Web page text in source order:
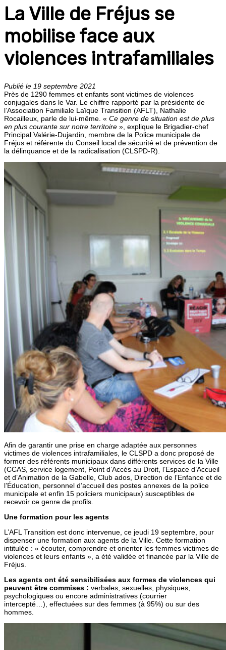
La Ville de Fréjus se
mobilise face aux
violences intrafamiliales
Publié le 19 septembre 2021
Près de 1290 femmes et enfants sont victimes de violences
conjugales dans le Var. Le chiffre rapporté par la présidente de
l’Association Familiale Laïque Transition (AFLT), Nathalie
Rocailleux, parle de lui-même. « Ce genre de situation est de plus
en plus courante sur notre territoire », explique le Brigadier-chef
Principal Valérie-Dujardin, membre de la Police municipale de
Fréjus et référente du Conseil local de sécurité et de prévention de
la délinquance et de la radicalisation (CLSPD-R).
Afin de garantir une prise en charge adaptée aux personnes
victimes de violences intrafamiliales, le CLSPD a donc proposé de
former des référents municipaux dans différents services de la Ville
(CCAS, service logement, Point d’Accès au Droit, l’Espace d’Accueil
et d’Animation de la Gabelle, Club ados, Direction de l’Enfance et de
l’Éducation, personnel d’accueil des postes annexes de la police
municipale et enfin 15 policiers municipaux) susceptibles de
recevoir ce genre de profils.
Une formation pour les agents
L’AFL Transition est donc intervenue, ce jeudi 19 septembre, pour
dispenser une formation aux agents de la Ville. Cette formation
intitulée : « écouter, comprendre et orienter les femmes victimes de
violences et leurs enfants », a été validée et financée par la Ville de
Fréjus.
Les agents ont été sensibilisées aux formes de violences qui
peuvent être commises : verbales, sexuelles, physiques,
psychologiques ou encore administratives (courrier
intercepté…), effectuées sur des femmes (à 95%) ou sur des
hommes.